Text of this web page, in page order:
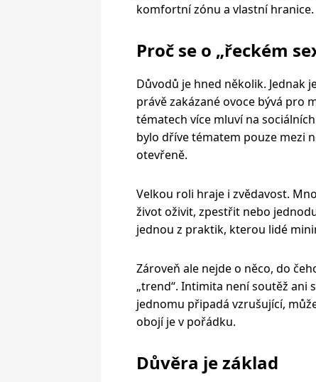
komfortní zónu a vlastní hranice.
Proč se o „řeckém
Důvodů je hned několik. Jednak
právě zakázané ovoce bývá pro
tématech více mluví na
bylo dříve tématem pouze mezi
otevřeně.
Velkou roli hraje i zvědavost.
život oživit, zpestřit nebo
jednou z praktik, kterou lidé
Zároveň ale nejde o něco, do
„trend“. Intimita není soutěž ani
jednomu připadá vzrušující,
obojí je v pořádku.
Důvěra je základ